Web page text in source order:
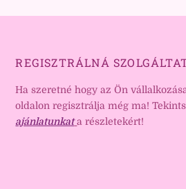
REGISZTRÁLNÁ
Ha szeretné hogy az Ön
oldalon regisztrálja még ma!
ajánlatunkat a részletekért!